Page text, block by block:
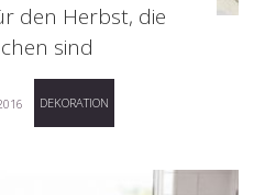
den Herbst, die
sind
DEKORATION